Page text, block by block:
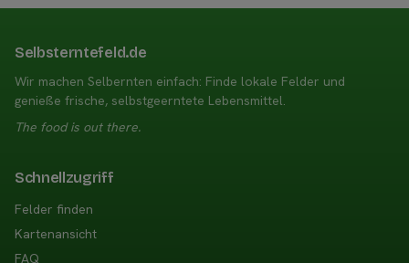
Selbsterntefeld.de
Wir machen Selbernten einfach: Finde lokale Felder und
genieße frische, selbstgeerntete Lebensmittel.
The food is out there.
Schnellzugriff
Felder finden
Kartenansicht
FAQ